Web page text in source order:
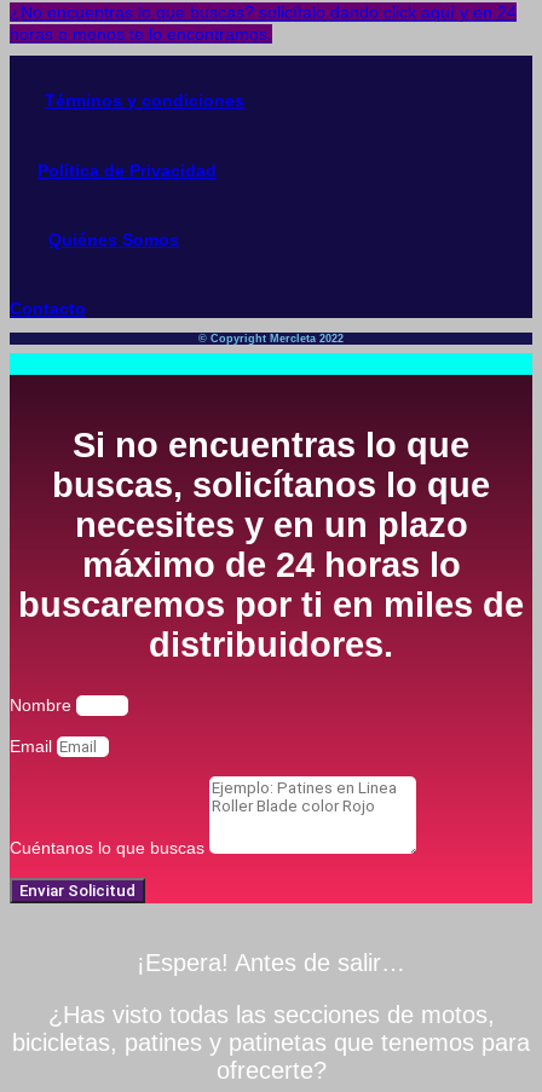
¿No encuentras lo que buscas? solicítalo dando click aquí y en 24
horas o menos te lo encontramos.
Términos y condiciones
Política de Privacidad
Quiénes Somos
Contacto
© Copyright Mercleta 2022
Si no encuentras lo que
buscas, solicítanos lo que
necesites y en un plazo
máximo de 24 horas lo
buscaremos por ti en miles de
distribuidores.
Nombre
Email
Cuéntanos lo que buscas
Enviar Solicitud
¡Espera! Antes de salir…
¿Has visto todas las secciones de motos,
bicicletas, patines y patinetas que tenemos para
ofrecerte?